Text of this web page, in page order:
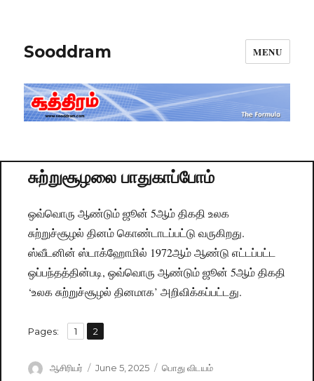
Sooddram MENU
சுற்றுசூழலை பாதுகாப்போம்
ஒவ்வொரு ஆண்டும் ஜூன் 5ஆம் திகதி உலக
சுற்றுச்சூழல் தினம் கொண்டாடப்பட்டு வருகிறது.
ஸ்வீடனின் ஸ்டாக்ஹோமில் 1972ஆம் ஆண்டு எட்டப்பட்ட
ஒப்பந்தத்தின்படி, ஒவ்வொரு ஆண்டும் ஜூன் 5ஆம் திகதி
‘உலக சுற்றுச்சூழல் தினமாக’ அறிவிக்கப்பட்டது.
Pages: Page
1 ,
Page
2
Author
ஆசிரியர்
Posted
June 5, 2025 Categories
பொது விடயம்